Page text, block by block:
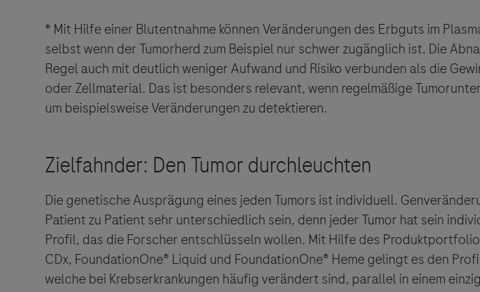
* Mit Hilfe einer Blutentnahme können Veränderungen des Erbguts im
selbst wenn der Tumorherd zum Beispiel nur schwer zugänglich ist. Die
Regel auch mit deutlich weniger Aufwand und Risiko verbunden als die
oder Zellmaterial. Das ist besonders relevant, wenn regelmäßige
um beispielsweise Veränderungen zu detektieren.
Die genetische Ausprägung eines jeden Tumors ist individuell.
Patient zu Patient sehr unterschiedlich sein, denn jeder Tumor hat sein
Profil, das die Forscher entschlüsseln wollen. Mit Hilfe des
CDx, FoundationOne® Liquid und FoundationOne® Heme gelingt es den
welche bei Krebserkrankungen häufig verändert sind, parallel in einem